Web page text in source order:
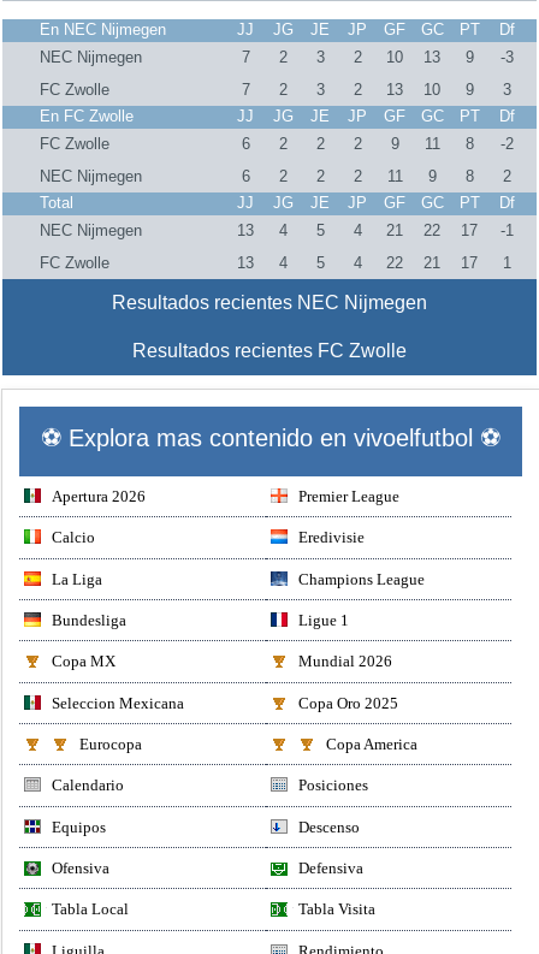
En NEC Nijmegen JJ JG JE JP GF GC PT
Df
NEC Nijmegen
7 2 3 2 10 13 9
-3
FC Zwolle
7 2 3 2 13 10 9
3
En FC Zwolle
JJ JG JE JP GF GC PT
Df
FC Zwolle
6 2 2 2 9 11 8
-2
NEC Nijmegen
6 2 2 2 11 9 8
2
Total
JJ JG JE JP GF GC PT
Df
NEC Nijmegen
13 4 5 4 21 22 17
-1
FC Zwolle
13 4 5 4 22 21 17 1
Resultados recientes NEC Nijmegen
Resultados recientes FC Zwolle
⚽ Explora mas contenido en vivoelfutbol ⚽
Apertura 2026 Premier League
Calcio Eredivisie
La Liga Champions League
Bundesliga Ligue 1
Copa MX Mundial 2026
Seleccion Mexicana Copa Oro 2025
Eurocopa Copa America
Calendario Posiciones
Equipos Descenso
Ofensiva Defensiva
Tabla Local Tabla Visita